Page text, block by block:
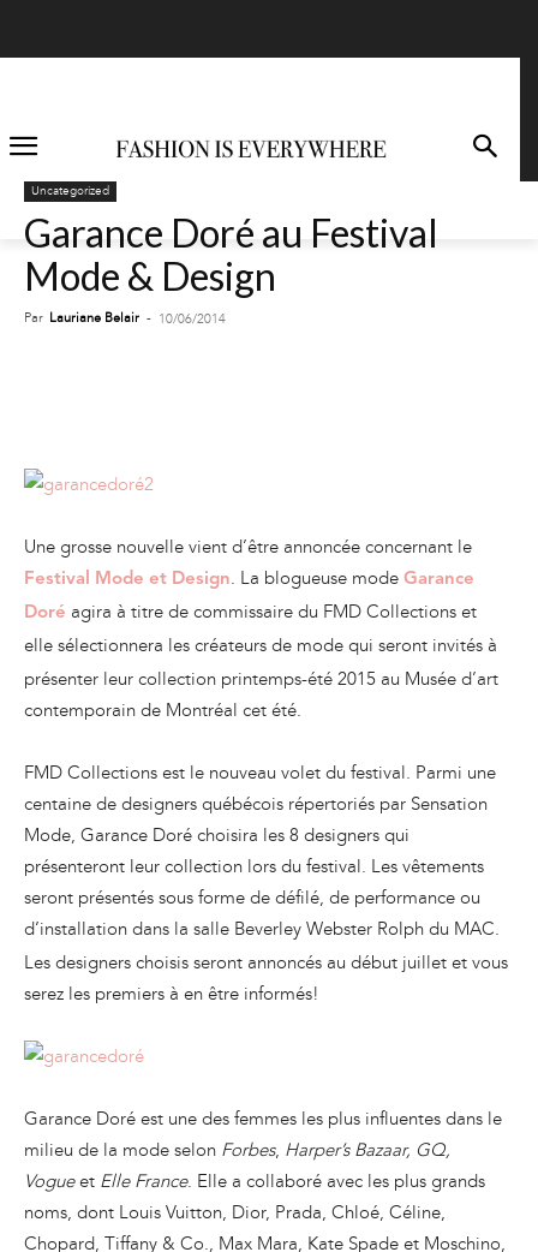
Uncategorized
Garance Doré au Festival
Mode & Design
Par Lauriane Belair - 10/06/2014
Une grosse nouvelle vient d’être annoncée concernant le
Festival Mode et Design. La blogueuse mode Garance
Doré agira à titre de commissaire du FMD Collections et
elle sélectionnera les créateurs de mode qui seront invités à
présenter leur collection printemps-été 2015 au Musée d’art
contemporain de Montréal cet été.
FMD Collections est le nouveau volet du festival. Parmi une
centaine de designers québécois répertoriés par Sensation
Mode, Garance Doré choisira les 8 designers qui
présenteront leur collection lors du festival. Les vêtements
seront présentés sous forme de défilé, de performance ou
d’installation dans la salle Beverley Webster Rolph du MAC.
Les designers choisis seront annoncés au début juillet et vous
serez les premiers à en être informés!
Garance Doré est une des femmes les plus influentes dans le
milieu de la mode selon Forbes, Harper’s Bazaar, GQ,
Vogueet Elle France. Elle a collaboré avec les plus grands
noms, dont Louis Vuitton, Dior, Prada, Chloé, Céline,
Chopard, Tiffany & Co., Max Mara, Kate Spade et Moschino,